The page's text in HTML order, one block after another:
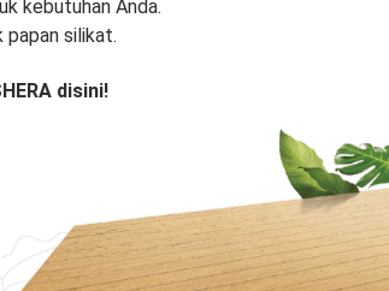
kebutuhan Anda.
papan silikat.
disini!